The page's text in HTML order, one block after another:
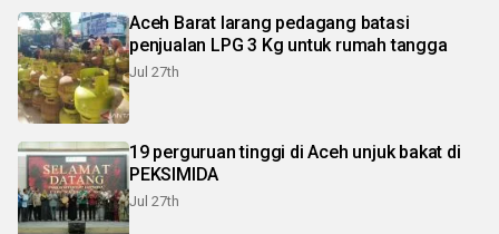
Aceh Barat larang pedagang batasi
penjualan LPG 3 Kg untuk rumah tangga
Jul 27th
19 perguruan tinggi di Aceh unjuk bakat di
PEKSIMIDA
Jul 27th